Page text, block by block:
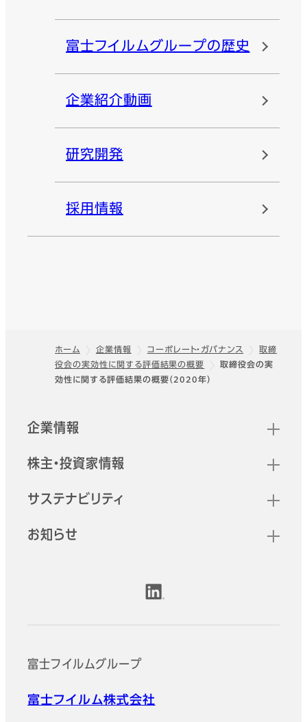
富士フイルムグループの歴史
企業紹介動画
研究開発
採用情報
フッター
ホーム 企業情報 コーポレート・ガバナンス
取締
役会の実効性に関する評価結果の概要
取締役会の実
効性に関する評価結果の概要（2020年）
クイックリンク
企業情報
株主・投資家情報
サステナビリティ
お知らせ
富士フイルムグループ
富士フイルム株式会社